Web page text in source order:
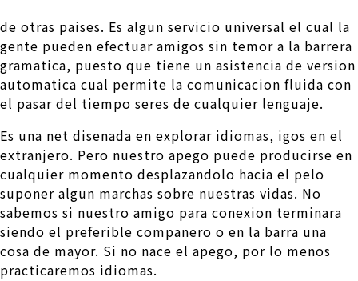
de otras paises. Es algun servicio universal el cual la
gente pueden efectuar amigos sin temor a la barrera
gramatica, puesto que tiene un asistencia de version
automatica cual permite la comunicacion fluida con
el pasar del tiempo seres de cualquier lenguaje.
Es una net disenada en explorar idiomas, igos en el
extranjero. Pero nuestro apego puede producirse en
cualquier momento desplazandolo hacia el pelo
suponer algun marchas sobre nuestras vidas. No
sabemos si nuestro amigo para conexion terminara
siendo el preferible companero o en la barra una
cosa de mayor. Si no nace el apego, por lo menos
practicaremos idiomas.